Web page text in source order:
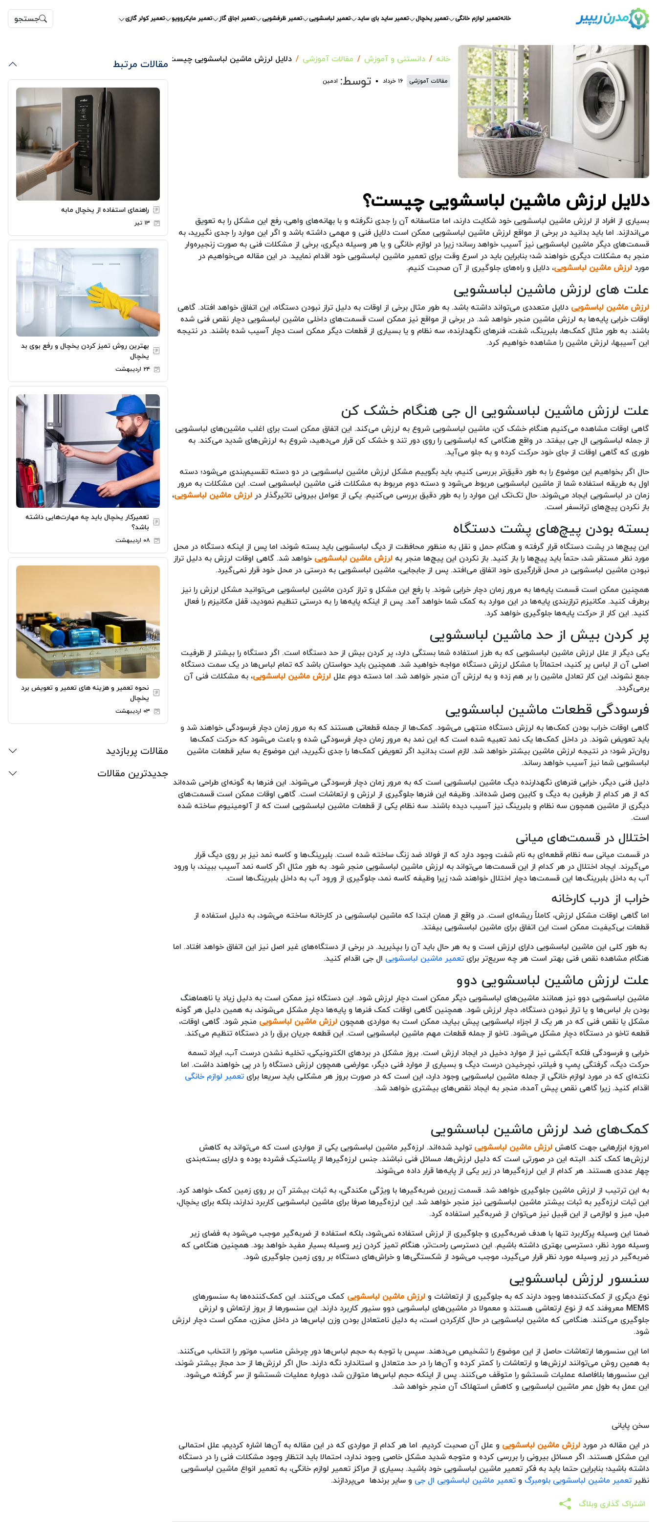
خانهتعمیر لوازم خانگی تعمیر یخچال تعمیر ساید بای ساید تعمیر لباسشویی تعمیر ظرفشویی تعمیر اجاق گاز تعمیر مایکروویو تعمیر کولر گازی جستجو
خانه دانستنی و آموزش مقالات آموزشی دلایل لرزش ماشین لباسشویی چیست؟
مقالات آموزشی ۱۶ خرداد توسط: ادمین
دلایل لرزش ماشین لباسشویی چیست؟
بسیاری از افراد از لرزش ماشین لباسشویی خود شکایت دارند، اما متاسفانه آن را جدی نگرفته و با بهانه‌های واهی، رفع این مشکل را به تعویق
می‌اندازند.‌ اما باید بدانید در برخی از مواقع لرزش ماشین لباسشویی ممکن است دلایل فنی و مهمی داشته باشد و اگر این موارد را جدی نگیرید، به
قسمت‌های دیگر ماشین لباسشویی نیز آسیب خواهد رساند؛ زیرا در لوازم خانگی و یا هر وسیله دیگری، برخی از مشکلات فنی به صورت زنجیره‌وار
منجر به مشکلات دیگری خواهند شد؛ بنابراین باید در اسرع وقت برای تعمیر ماشین لباسشویی خود اقدام نمایید. در این مقاله می‌خواهیم در
موردلرزش ماشین لباسشویی، دلایل و راه‌های جلوگیری از آن صحبت کنیم.
علت های لرزش ماشین لباسشویی
لرزش ماشین لباسشویی دلایل متعددی می‌تواند داشته باشد. به طور مثال برخی از اوقات به دلیل تراز نبودن دستگاه، این اتفاق خواهد افتاد. گاهی
اوقات خرابی پایه‌ها به لرزش ماشین منجر خواهد شد. در برخی از مواقع نیز ممکن است قسمت‌های داخلی ماشین لباسشویی دچار نقص فنی شده
باشند. به طور مثال کمک‌‌ها، بلبرینگ، شفت، فنرهای نگهدارنده، سه نظام و یا بسیاری از قطعات دیگر ممکن است دچار آسیب شده باشند. در نتیجه
این آسیبها، لرزش ماشین را مشاهده خواهیم کرد.
علت لرزش ماشین لباسشویی ال جی هنگام خشک کن
گاهی اوقات مشاهده می‌کنیم هنگام خشک کن، ماشین لباسشویی شروع به لرزش می‌کند. این اتفاق ممکن است برای اغلب ماشین‌های لباسشویی
از جمله لباسشویی ال جی بیفتد. در واقع هنگامی که لباسشویی را روی دور تند و خشک کن قرار می‌دهید، شروع به لرزش‌های شدید می‌کند. به
طوری که گاهی اوقات از جای خود حرکت کرده و به جلو می‌آید.
حال اگر بخواهیم این موضوع را به طور دقیق‌تر بررسی کنیم، باید بگوییم مشکل لرزش ماشین لباسشویی در دو دسته تقسیم‌بندی می‌شود؛ دسته
اول به طریقه استفاده شما از ماشین لباسشویی مربوط می‌شود و دسته دوم مربوط به مشکلات فنی ماشین لباسشویی است. این مشکلات به مرور
زمان در لباسشویی ایجاد می‌شوند. حال تک‌تک این موارد را به طور دقیق بررسی می‌کنیم. یکی از عوامل بیرونی تاثیرگذار درلرزش ماشین لباسشویی،
باز نکردن پیچ‌های ترانسفر است.
بسته بودن پیچ‌های پشت دستگاه
این پیچ‌ها در پشت دستگاه قرار گرفته و هنگام حمل و نقل به منظور محافظت از دیگ لباسشویی باید بسته شوند، اما پس از اینکه دستگاه در محل
مورد نظر مستقر شد، حتماً باید پیچ‌ها را باز کنید. باز نکردن این پیچ‌ها منجر به لرزش ماشین لباسشویی خواهد شد. گاهی اوقات لرزش به دلیل تراز
نبودن ماشین لباسشویی در محل قرارگیری خود اتفاق می‌افتد. پس از جابجایی، ماشین لباسشویی به درستی در محل خود قرار نمی‌گیرد.
همچنین ممکن است قسمت پایه‌ها به مرور زمان دچار خرابی شوند. با رفع این مشکل و تراز کردن ماشین لباسشویی می‌توانید مشکل لرزش را نیز
برطرف کنید. مکانیزم ترازبندی پایه‌ها در این موارد به کمک شما خواهد آمد. پس از اینکه پایه‌ها را به درستی تنظیم نمودید، قفل مکانیزم را فعال
کنید. این کار از حرکت پایه‌ها جلوگیری خواهد کرد.
پر کردن بیش از حد ماشین لباسشویی
یکی دیگر از علل لرزش ماشین لباسشویی که به طرز استفاده شما بستگی دارد، پر کردن بیش از حد دستگاه است. اگر دستگاه را بیشتر از ظرفیت
اصلی آن از لباس پر کنید، احتمالاً با مشکل لرزش دستگاه مواجه خواهید شد. همچنین باید حواستان باشد که تمام لباس‌ها در یک سمت دستگاه
جمع نشوند، این کار تعادل ماشین را بر هم زده و به لرزش آن منجر خواهد شد. اما دسته دوم علل لرزش ماشین لباسشویی، به مشکلات فنی آن
برمی‌گردد.
فرسودگی قطعات ماشین لباسشویی
گاهی اوقات خراب بودن کمک‌ها به لرزش دستگاه منتهی می‌شود. کمک‌ها از جمله قطعاتی هستند که به مرور زمان دچار فرسودگی خواهند شد و
باید تعویض شوند. در داخل کمک‌ها یک نمد تعبیه شده است که این نمد به مرور زمان دچار فرسودگی شده و باعث می‌شود که حرکت کمک‌ها
روان‌تر شود؛ در نتیجه لرزش ماشین بیشتر خواهد شد. لازم است بدانید اگر تعویض کمک‌ها را جدی نگیرید، این موضوع به سایر قطعات ماشین
لباسشویی شما نیز آسیب خواهد رساند.
دلیل فنی دیگر، خرابی فنرهای نگهدارنده دیگ ماشین لباسشویی است که به مرور زمان دچار فرسودگی می‌شوند. این فنرها به گونه‌ای طراحی شده‌اند
که از هر کدام از طرفین به دیگ و کابین وصل شده‌اند. وظیفه این فنرها جلوگیری از لرزش و ارتعاشات است. گاهی اوقات ممکن است قسمت‌های
دیگری از ماشین همچون سه نظام و بلبرینگ نیز آسیب دیده باشند. سه نظام یکی از قطعات ماشین لباسشویی است که از آلومینیوم ساخته شده
است.
اختلال در قسمت‌های میانی
در قسمت میانی سه نظام قطعه‌ای به نام شفت وجود دارد که از فولاد ضد زنگ ساخته شده است. بلبرینگ‌ها و کاسه نمد نیز بر روی دیگ قرار
می‌گیرند. ایجاد اختلال در هر کدام از این قسمت‌ها می‌تواند به لرزش ماشین لباسشویی منجر شود. به طور مثال اگر کاسه نمد آسیب ببیند، با ورود
آب به داخل بلبرینگ‌ها این قسمت‌ها دچار اختلال خواهند شد؛ زیرا وظیفه کاسه نمد، جلوگیری از ورود آب به داخل بلبرینگ‌ها است.
خراب از درب کارخانه
اما گاهی اوقات مشکل لرزش، کاملاً ریشه‌ای است. در واقع از همان ابتدا که ماشین لباسشویی در کارخانه ساخته می‌شود، به دلیل استفاده از
قطعات بی‌کیفیت ممکن است این اتفاق برای ماشین لباسشویی بیفتد.
به طور کلی این ماشین لباسشویی دارای لرزش است و به هر حال باید آن را بپذیرید. در برخی از دستگاه‌های غیر اصل نیز این اتفاق خواهد افتاد. اما
هنگام مشاهده نقص فنی بهتر است هر چه سریع‌تر برای تعمیر ماشین لباسشویی ال جی اقدام کنید.
علت لرزش ماشین لباسشویی دوو
ماشین لباسشویی دوو نیز همانند ماشین‌های لباسشویی دیگر ممکن است دچار لرزش شود. این دستگاه نیز ممکن است به دلیل زیاد یا ناهماهنگ
بودن بار لباس‌ها و یا تراز نبودن دستگاه، دچار لرزش شود. همچنین گاهی اوقات کمک فنرها و پایه‌ها دچار مشکل می‌شوند، به همین دلیل هر گونه
مشکل یا نقص فنی که در هر یک از اجزاء لباسشویی پیش بیاید، ممکن است به مواردی همچون لرزش ماشین لباسشویی منجر شود. گاهی اوقات،
قطعه تاخو در دستگاه دچار مشکل می‌شود.‌ تاخو از جمله قطعات مهم ماشین لباسشویی است. این قطعه جریان برق را در دستگاه تنظیم می‌کند.
خرابی و فرسودگی فلکه آبکشی نیز از موارد دخیل در ایجاد ارزش است. بروز مشکل در بردهای الکترونیکی، تخلیه نشدن درست آب، ایراد تسمه
حرکت دیگ، گرفتگی پمپ و فیلتر، نچرخیدن درست دیگ و بسیاری از موارد فنی دیگر، عوارضی همچون لرزش دستگاه را در پی خواهند داشت. اما
نکته‌ای که در مورد لوازم خانگی از جمله ماشین لباسشویی وجود دارد، این است که در صورت بروز هر مشکلی باید سریعا برای تعمیر لوازم خانگی
اقدام کنید. زیرا گاهی نقص پیش آمده، منجر به ایجاد نقص‌های بیشتری خواهد شد.
کمک‌های ضد لرزش ماشین لباسشویی
امروزه ابزارهایی جهت کاهش لرزش ماشین لباسشویی تولید شده‌اند. لرزه‌گیر ماشین لباسشویی یکی از مواردی است که می‌تواند به کاهش
لرزش‌ها کمک کند. البته این در صورتی است که دلیل لرزش‌ها، مسائل فنی نباشند. جنس لرزه‌گیرها از پلاستیک فشرده بوده و دارای بسته‌بندی
چهار عددی هستند. هر کدام از این لرزه‌گیرها در زیر یکی از پایه‌ها قرار داده می‌شوند.
به این ترتیب از لرزش ماشین جلوگیری خواهد شد. قسمت زیرین ضربه‌گیرها با ویژگی مکندگی، به ثبات بیشتر آن بر روی زمین کمک خواهد کرد.
این ثبات لرزه‌گیر به ثبات بیشتر ماشین لباسشویی نیز منجر خواهد شد. این لرزه‌گیرها صرفا برای ماشین لباسشویی کاربرد ندارند، بلکه برای یخچال،
مبل، میز و لوازمی از این قبیل نیز می‌توان از ضربه‌گیر استفاده کرد.
ضمنا این وسیله پرکاربرد تنها با هدف ضربه‌گیری و جلوگیری از لرزش استفاده نمی‌شود، بلکه استفاده از ضربه‌گیر موجب می‌شود به فضای زیر
وسیله مورد نظر، دسترسی بهتری داشته باشیم. این دسترسی راحت‌تر، هنگام تمیز کردن زیر وسیله بسیار مفید خواهد بود. همچنین هنگامی که
ضربه‌گیر در زیر وسیله مورد نظر قرار می‌گیرد، موجب می‌شود از شکستگی‌ها و خراش‌های دستگاه بر روی زمین جلوگیری شود.
سنسور لرزش لباسشویی
نوع دیگری از کمک‌کننده‌ها وجود دارند که به جلوگیری از ارتعاشات و لرزش ماشین لباسشویی کمک می‌کنند. این کمک‌کننده‌ها به سنسورهای
MEMS معروفند که از نوع ارتعاشی هستند و معمولا در ماشین‌های لباسشویی دوو سنیور کاربرد دارند. این سنسورها از بروز ارتعاش و لرزش
جلوگیری می‌کنند. هنگامی که ماشین لباسشویی در حال کارکردن است، به دلیل نامتعادل بودن وزن لباس‌ها در داخل مخزن، ممکن است دچار لرزش
شود.
اما این سنسورها ارتعاشات حاصل از این موضوع را تشخیص می‌دهند. سپس با توجه به حجم لباس‌ها دور چرخش مناسب موتور را انتخاب می‌کنند.
به همین روش می‌توانند لرزش‌ها و ارتعاشات را کمتر کرده و آن‌ها را در حد متعادل و استاندارد نگه دارند. حال اگر لرزش‌ها از حد مجاز بیشتر شوند،
این سنسورها بلافاصله عملیات شستشو را متوقف می‌کنند. پس از اینکه حجم لباس‌ها متوازن شد، دوباره عملیات شستشو از سر گرفته می‌شود.
این عمل به طول عمر ماشین لباسشویی و کاهش استهلاک آن منجر خواهد شد.
سخن پایانی
در این مقاله در موردلرزش ماشین لباسشویی و علل آن صحبت کردیم. اما هر کدام از مواردی که در این مقاله به آن‌ها اشاره کردیم، علل احتمالی
این مشکل هستند. اگر مسائل بیرونی را بررسی کرده و متوجه شدید مشکل خاصی وجود ندارد، احتمالا باید انتظار وجود مشکلات فنی را در دستگاه
داشته باشید؛ بنابراین حتما باید به فکر تعمیر ماشین لباسشویی خود باشید. بسیاری از مراکز تعمیر لوازم خانگی، به تعمیر انواع ماشین لباسشویی
نظیرتعمیر ماشین لباسشویی بلومبرگ و تعمیر ماشین لباسشویی ال جی و سایر برندها می‌پردازند.
اشتراک گذاری وبلاگ
مقالات مرتبط
راهنمای استفاده از یخچال مابه
۱۳ تیر
بهترین روش تمیز کردن یخچال و رفع بوی بد
یخچال
۲۴ اردیبهشت
تعمیرکار یخچال باید چه مهارت‌هایی داشته
باشد؟
۰۸ اردیبهشت
نحوه تعمیر و هزینه های تعمیر و تعویض برد
یخچال
۰۳ اردیبهشت
مقالات پربازدید
جدیدترین مقالات